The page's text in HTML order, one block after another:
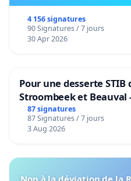
4 156 signatures
90 Signatures / 7 jours
30 Apr 2026
Pour une desserte STIB
Stroombeek et Beauval
bediening van de
Voor
87 signatures
87 Signatures / 7 jours
3 Aug 2026